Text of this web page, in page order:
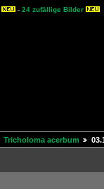
- 24 zufällige Bilder
Tricholoma acerbum